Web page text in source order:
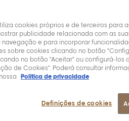
uma
cookies próprios e de terceiros para
publicidade relacionada com as
navegação e para incorporar
sobre cookies clicando no botão
no botão "Aceitar" ou configurá-los
de Cookies". Poderá consultar
Política de privacidade
Definições de cookies